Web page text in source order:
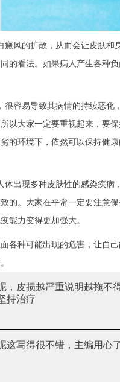
风的扩散，从而会让皮肤和
的看法。如果病人产生各种
容易导致其病情的持续恶化
以大家一定要重视起来，要
的环境下，依然可以保持健
体出现多种皮肤性的感染疾病
的。大家在平常一定要注意保
能力变得更加强大。
各种可能出现的危害，让自
，皮损越严重说明越拖不
持治疗
这写得很不错，主编用心